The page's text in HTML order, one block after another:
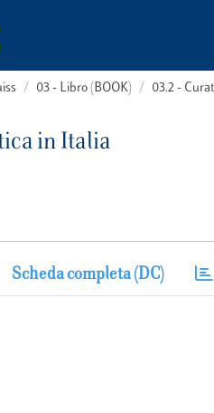
03 - Libro (BOOK) 03.2 -
in Italia
Scheda completa (DC)